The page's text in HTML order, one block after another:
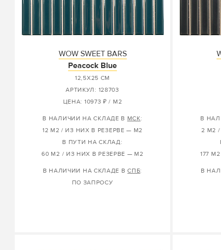
WOW SWEET BARS
Peacock Blue
12,5X25 СМ
АРТИКУЛ: 128703
ЦЕНА: 10973 ₽ / М2
В НАЛИЧИИ НА СКЛАДЕ В МСК:
12 М2 / ИЗ НИХ В РЕЗЕРВЕ — М2
В ПУТИ НА СКЛАД:
60 М2 / ИЗ НИХ В РЕЗЕРВЕ — М2
В НАЛИЧИИ НА СКЛАДЕ ВСПБ:
ПО ЗАПРОСУ
В
2 М2
177
В